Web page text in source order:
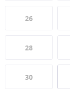
26
28
30